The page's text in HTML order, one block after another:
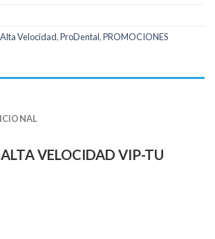
Velocidad,ProDental,PROMOCIONES
VELOCIDAD VIP-TU